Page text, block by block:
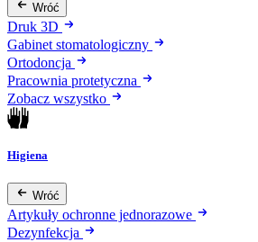
Wróć
Druk 3D
Gabinet stomatologiczny
Ortodoncja
Pracownia protetyczna
Zobacz wszystko
Higiena
Wróć
Artykuły ochronne jednorazowe
Dezynfekcja